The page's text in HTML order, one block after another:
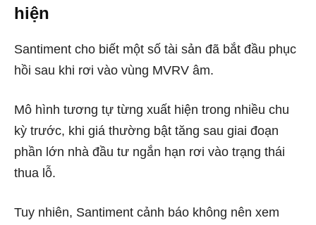
hiện
Santiment cho biết một số tài sản đã bắt đầu phục
hồi sau khi rơi vào vùng MVRV âm.
Mô hình tương tự từng xuất hiện trong nhiều chu
kỳ trước, khi giá thường bật tăng sau giai đoạn
phần lớn nhà đầu tư ngắn hạn rơi vào trạng thái
thua lỗ.
Tuy nhiên, Santiment cảnh báo không nên xem